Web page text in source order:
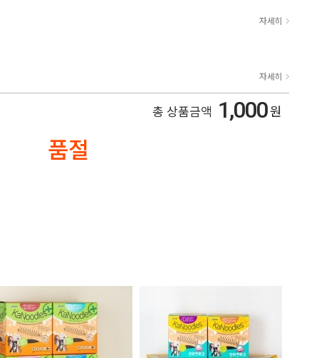
자세히
자세히
총 상품금액 1,000원
품절